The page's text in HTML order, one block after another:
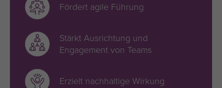
Fördert agile Führung
Stärkt Ausrichtung und
Engagement von Teams
Erzielt nachhaltige Wirkung